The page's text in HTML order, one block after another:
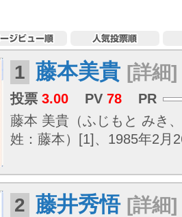
1 藤本美貴 [詳細]
投票 3.00 PV 78
PR
藤本 美貴（ふじもと みき
姓：藤本）[1]、1985年2月
2 藤井秀悟 [詳細]